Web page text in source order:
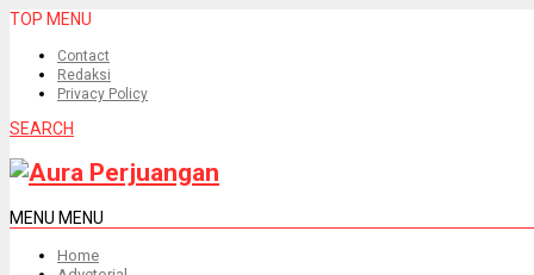
TOP MENU
Contact
Redaksi
Privacy Policy
SEARCH
MENU MENU
Home